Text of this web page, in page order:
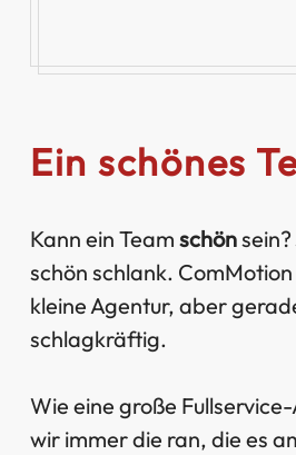
Ein schönes
Kann ein Team schönsein?
schön schlank.
kleine Agentur, aber
schlagkräftig.
Wie eine große
wir immer die ran, die es